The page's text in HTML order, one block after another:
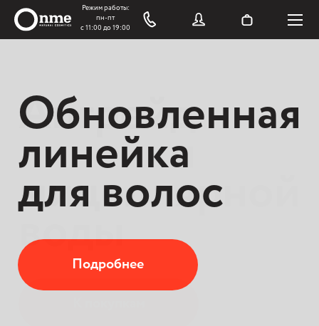
Обновленная
линейка
для волос
Подробнее
Апгрейд
линейки
мицеллярной
воды